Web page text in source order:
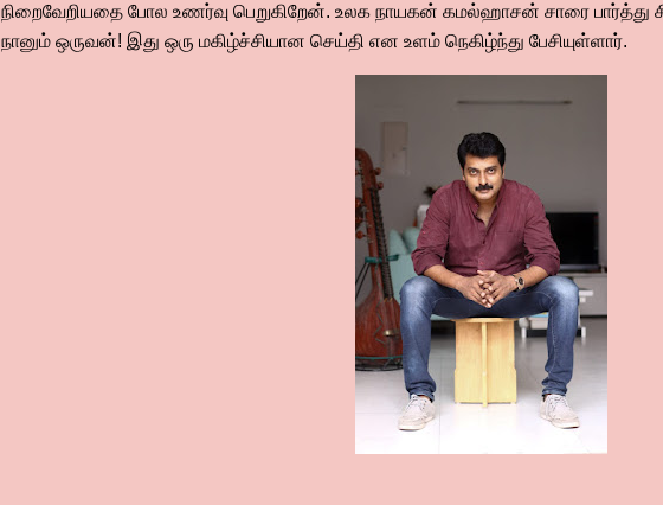
நிறைவேறியதை போல உணர்வு பெறுகிறேன். உலக நாயகன் கமல்ஹாசன் சாரை பார்த்து
நானும் ஒருவன்! இது ஒரு மகிழ்ச்சியான செய்தி என உளம் நெகிழ்ந்து பேசியுள்ளார்.